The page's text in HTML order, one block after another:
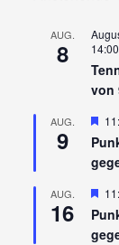
AUG.
8
14:00
von
AUG.
9
AUG.
16